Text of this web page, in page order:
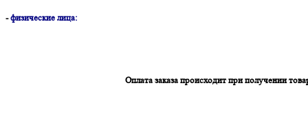
-физические лица:
Оплата заказа происходит при получении